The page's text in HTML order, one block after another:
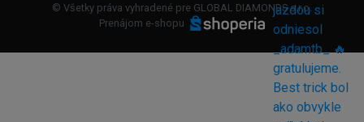
© Všetky práva vyhradené pre GLOBAL DIAMONDS s.r.o.
Prenájom e-shopu